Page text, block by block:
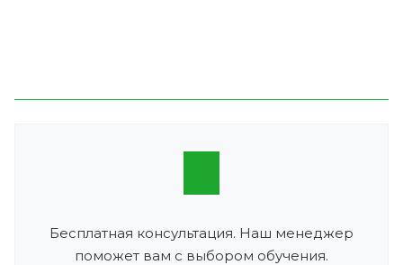
Бесплатная консультация. Наш менеджер
поможет вам с выбором обучения.